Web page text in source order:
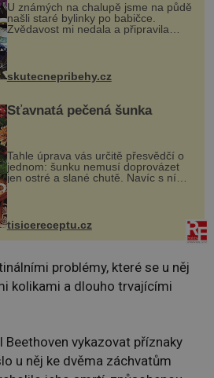
U známých na chalupě jsme na půdě
našli staré bylinky po babičce.
Zvědavost mi nedala a připravila
jsem si z nich lektvar… Zimní pobyt
na chalupě se pro mě vlastní vinou
změnil v děsivý zážitek, na kt...
skutecnepribehy.cz
Šťavnatá pečená šunka
Tahle úprava vás určitě přesvědčí o
jednom: šunku nemusí doprovázet
jen ostré a slané chutě. Navíc s ní
nakrmíte poměrně hodně hladových
krků. Ingredience sádlo 3 kg šunky
vcelku 3 stroužky česneku hl...
tisicereceptu.cz
problémy, které se u něj
kolikami a dlouho trvajícími
vykazovat příznaky
u něj ke dvěma záchvatům